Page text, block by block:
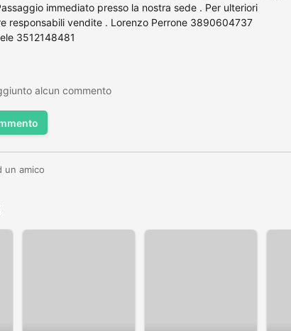
immediato presso la nostra sede . Per ulteriori
responsabili vendite . Lorenzo Perrone 3890604737
3512148481
alcun commento
un amico